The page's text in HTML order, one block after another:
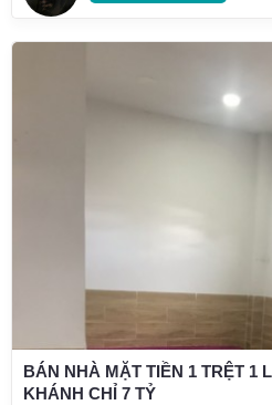
BÁN NHÀ MẶT TIỀN 1 TRỆT 1
KHÁNH CHỈ 7 TỶ